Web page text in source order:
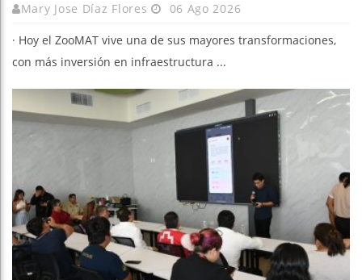
Mary Jose Díaz Flores 06 Ago 2026
· Hoy el ZooMAT vive una de sus mayores transformaciones,
con más inversión en infraestructura ...